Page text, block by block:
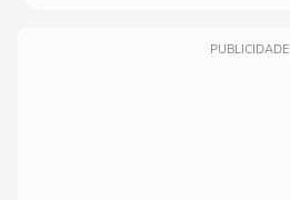
PUBLICIDADE